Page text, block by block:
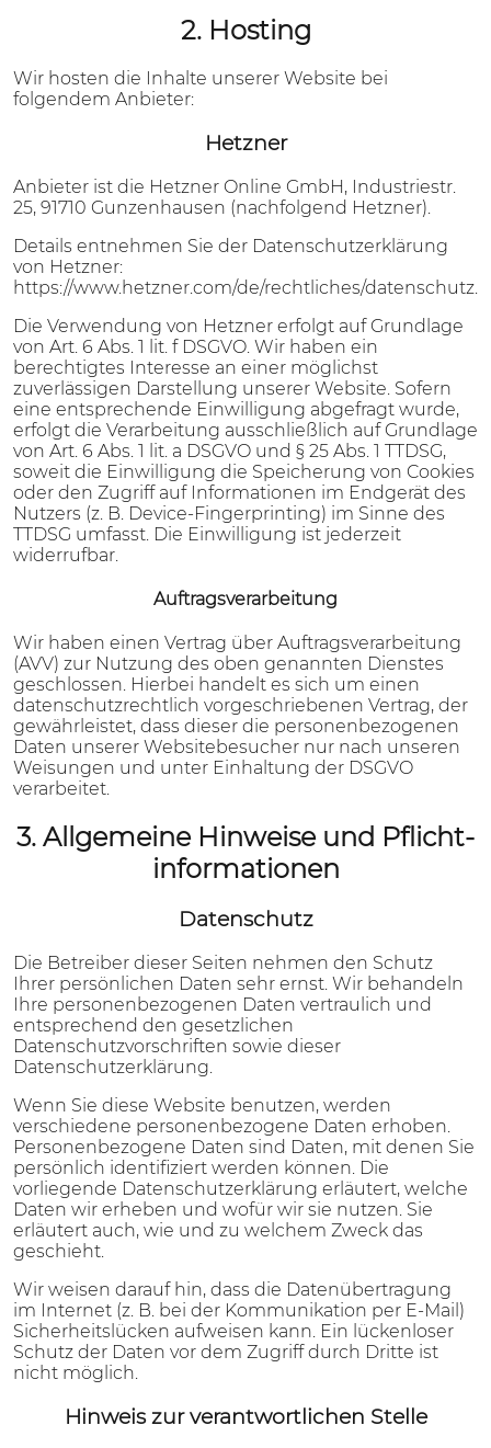
2. Hosting
Wir hosten die Inhalte unserer Website bei
folgendem Anbieter:
Hetzner
Anbieter ist die Hetzner Online GmbH, Industriestr.
25, 91710 Gunzenhausen (nachfolgend Hetzner).
Details entnehmen Sie der Datenschutzerklärung
von Hetzner:
https://www.hetzner.com/de/rechtliches/datenschutz
Die Verwendung von Hetzner erfolgt auf Grundlage
von Art. 6 Abs. 1 lit. f DSGVO. Wir haben ein
berechtigtes Interesse an einer möglichst
zuverlässigen Darstellung unserer Website. Sofern
eine entsprechende Einwilligung abgefragt wurde,
erfolgt die Verarbeitung ausschließlich auf Grundlage
von Art. 6 Abs. 1 lit. a DSGVO und § 25 Abs. 1 TTDSG,
soweit die Einwilligung die Speicherung von Cookies
oder den Zugriff auf Informationen im Endgerät des
Nutzers (z. B. Device-Fingerprinting) im Sinne des
TTDSG umfasst. Die Einwilligung ist jederzeit
widerrufbar.
Auftragsverarbeitung
Wir haben einen Vertrag über Auftragsverarbeitung
(AVV) zur Nutzung des oben genannten Dienstes
geschlossen. Hierbei handelt es sich um einen
datenschutzrechtlich vorgeschriebenen Vertrag, der
gewährleistet, dass dieser die personenbezogenen
Daten unserer Websitebesucher nur nach unseren
Weisungen und unter Einhaltung der DSGVO
verarbeitet.
3. Allgemeine Hinweise und Pflicht­
informationen
Datenschutz
Die Betreiber dieser Seiten nehmen den Schutz
Ihrer persönlichen Daten sehr ernst. Wir behandeln
Ihre personenbezogenen Daten vertraulich und
entsprechend den gesetzlichen
Datenschutzvorschriften sowie dieser
Datenschutzerklärung.
Wenn Sie diese Website benutzen, werden
verschiedene personenbezogene Daten erhoben.
Personenbezogene Daten sind Daten, mit denen Sie
persönlich identifiziert werden können. Die
vorliegende Datenschutzerklärung erläutert, welche
Daten wir erheben und wofür wir sie nutzen. Sie
erläutert auch, wie und zu welchem Zweck das
geschieht.
Wir weisen darauf hin, dass die Datenübertragung
im Internet (z. B. bei der Kommunikation per E-Mail)
Sicherheitslücken aufweisen kann. Ein lückenloser
Schutz der Daten vor dem Zugriff durch Dritte ist
nicht möglich.
Hinweis zur verantwortlichen Stelle